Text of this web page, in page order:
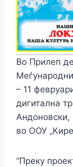
Во Прилеп
– 11
дигитална
Андоновски,
во ООУ
“Преку